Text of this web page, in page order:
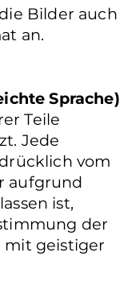
Bilder auch
an.
Sprache)
Teile
Jede
vom
aufgrund
ist,
der
mit geistiger